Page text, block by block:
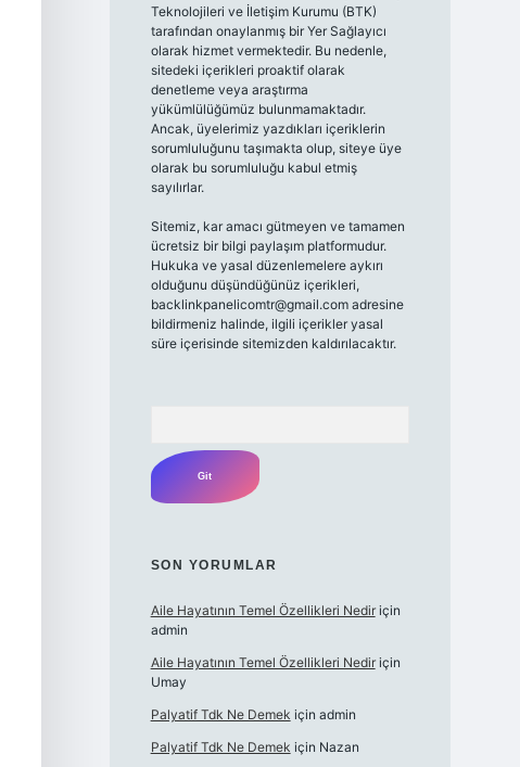
Teknolojileri ve İletişim Kurumu (BTK)
tarafından onaylanmış bir Yer Sağlayıcı
olarak hizmet vermektedir. Bu nedenle,
sitedeki içerikleri proaktif olarak
denetleme veya araştırma
yükümlülüğümüz bulunmamaktadır.
Ancak, üyelerimiz yazdıkları içeriklerin
sorumluluğunu taşımakta olup, siteye üye
olarak bu sorumluluğu kabul etmiş
sayılırlar.
Sitemiz, kar amacı gütmeyen ve tamamen
ücretsiz bir bilgi paylaşım platformudur.
Hukuka ve yasal düzenlemelere aykırı
olduğunu düşündüğünüz içerikleri,
backlinkpanelicomtr@gmail.comadresine
bildirmeniz halinde, ilgili içerikler yasal
süre içerisinde sitemizden kaldırılacaktır.
SON YORUMLAR
Aile Hayatının Temel Özellikleri Nediriçin
admin
Aile Hayatının Temel Özellikleri Nediriçin
Umay
Palyatif Tdk Ne Demek için admin
Palyatif Tdk Ne Demek için Nazan